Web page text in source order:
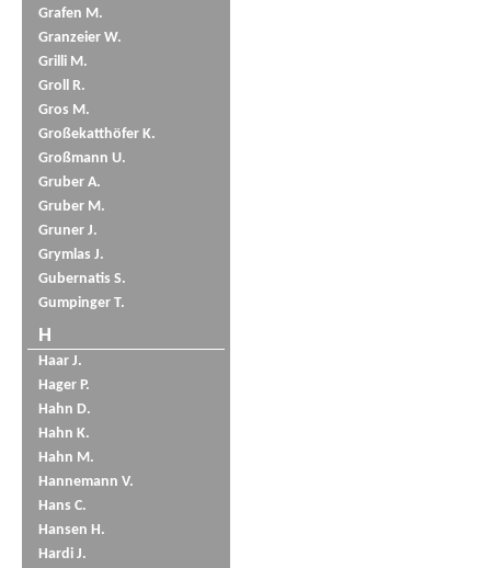
Grafen M.
Granzeier W.
Grilli M.
Groll R.
Gros M.
Großekatthöfer K.
Großmann U.
Gruber A.
Gruber M.
Gruner J.
Grymlas J.
Gubernatis S.
Gumpinger T.
H
Haar J.
Hager P.
Hahn D.
Hahn K.
Hahn M.
Hannemann V.
Hans C.
Hansen H.
Hardi J.